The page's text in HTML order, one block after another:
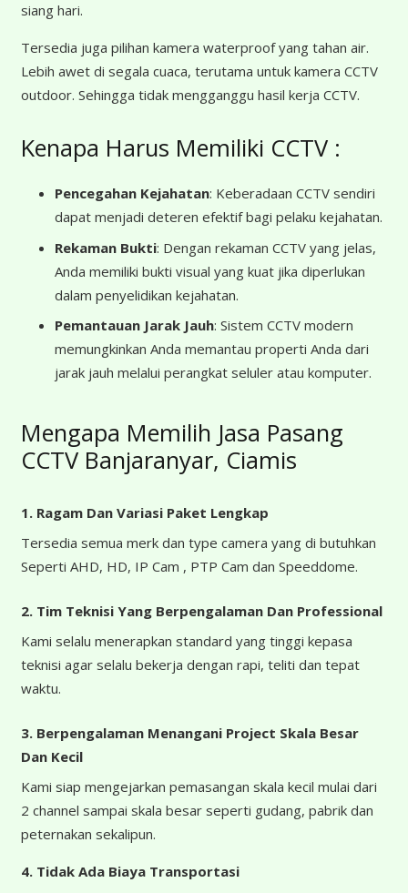
siang hari.
Tersedia juga pilihan kamera waterproof yang tahan air.
Lebih awet di segala cuaca, terutama untuk kamera CCTV
outdoor. Sehingga tidak mengganggu hasil kerja CCTV.
Kenapa Harus Memiliki CCTV :
Pencegahan Kejahatan: Keberadaan CCTV sendiri
dapat menjadi deteren efektif bagi pelaku kejahatan.
Rekaman Bukti: Dengan rekaman CCTV yang jelas,
Anda memiliki bukti visual yang kuat jika diperlukan
dalam penyelidikan kejahatan.
Pemantauan Jarak Jauh: Sistem CCTV modern
memungkinkan Anda memantau properti Anda dari
jarak jauh melalui perangkat seluler atau komputer.
Mengapa Memilih Jasa Pasang
CCTV Banjaranyar, Ciamis
1. Ragam Dan Variasi Paket Lengkap
Tersedia semua merk dan type camera yang di butuhkan
Seperti AHD, HD, IP Cam , PTP Cam dan Speeddome.
2. Tim Teknisi Yang Berpengalaman Dan Professional
Kami selalu menerapkan standard yang tinggi kepasa
teknisi agar selalu bekerja dengan rapi, teliti dan tepat
waktu.
3. Berpengalaman Menangani Project Skala Besar
Dan Kecil
Kami siap mengejarkan pemasangan skala kecil mulai dari
2 channel sampai skala besar seperti gudang, pabrik dan
peternakan sekalipun.
4. Tidak Ada Biaya Transportasi